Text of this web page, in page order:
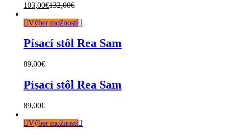
103,00€132,00€
Výber možností
Písací stôl Rea Sam
89,00€
Písací stôl Rea Sam
89,00€
Výber možností